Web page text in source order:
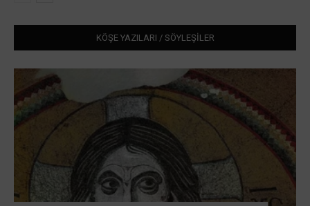
KÖŞE YAZILARI / SÖYLEŞİLER